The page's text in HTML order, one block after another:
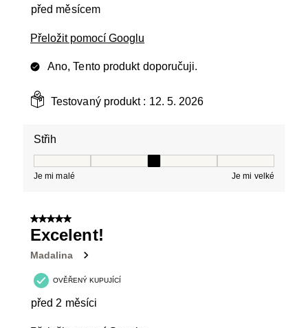
před měsícem
Přeložit pomocí Googlu
Ano, Tento produkt doporučuji.
Testovaný produkt : 12. 5. 2026
Střih
Je mi malé Je mi velké
5 z 5 hvězdiček.
Excelent!
Madalina
OVĚŘENÝ KUPUJÍCÍ
před 2 měsíci